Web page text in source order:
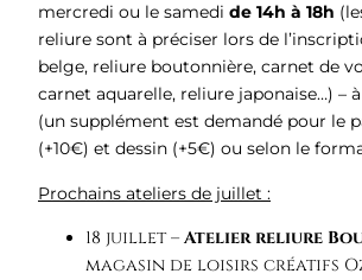
mercredi ou le samedi de 14h à 18h
reliure sont à préciser lors de
belge, reliure boutonnière, carnet de
carnet aquarelle, reliure japonaise…) –
(un supplément est demandé pour le
(+10€) et dessin (+5€) ou selon le
Prochains ateliers de juillet :
18 juillet –Atelier reliure
magasin de loisirs créatifs